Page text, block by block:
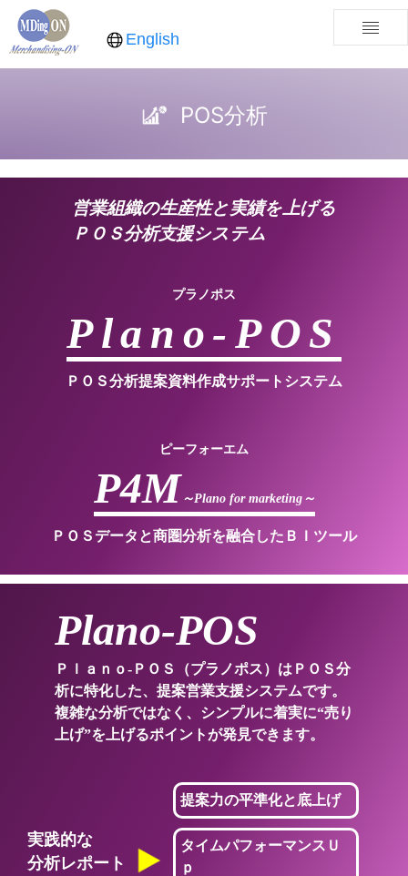
English
POS分析
営業組織の生産性と実績を上げる
ＰＯＳ分析支援システム
プラノポス
Plano-POS
ＰＯＳ分析提案資料作成サポートシステム
ピーフォーエム
P4M ～Plano for marketing～
ＰＯＳデータと商圏分析を融合したＢＩツール
Plano-POS
Ｐｌａｎｏ-ＰＯＳ（プラノポス）はＰＯＳ分
析に特化した、提案営業支援システムです。
複雑な分析ではなく、シンプルに着実に“売り
上げ”を上げるポイントが発見できます。
実践的な
分析レポート
提案力の平準化と底上げ
タイムパフォーマンスＵ
ｐ